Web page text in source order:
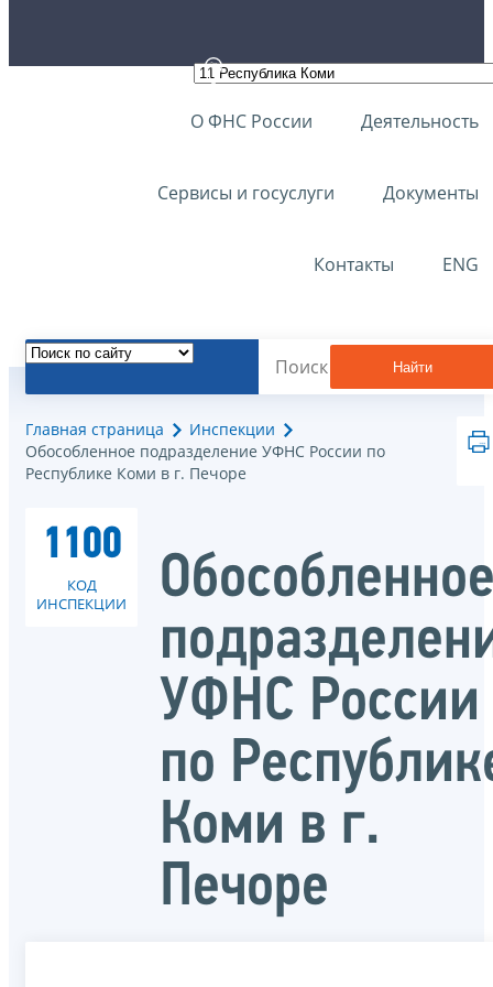
О ФНС России Деятельность
Сервисы и госуслуги Документы
Контакты ENG
Найти
Главная страница
Инспекции
Обособленное подразделение УФНС России по
Республике Коми в г. Печоре
1100
КОД
ИНСПЕКЦИИ
УФНС России
по
Коми в г.
Печоре